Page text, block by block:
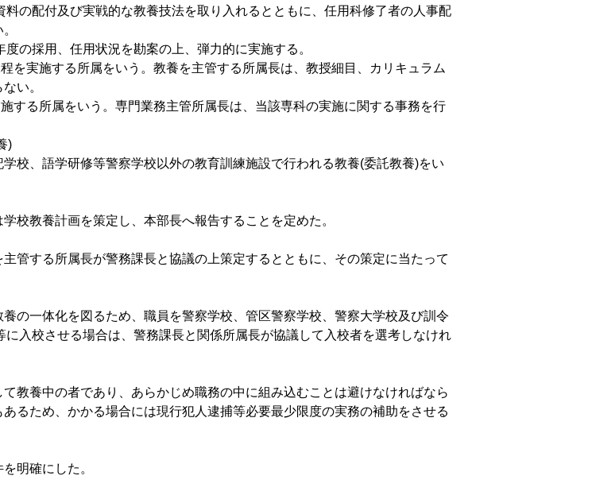
の配付及び実戦的な教養技法を取り入れるとともに、任用科修了者の人事配
の採用、任用状況を勘案の上、弾力的に実施する。
実施する所属をいう。教養を主管する所属長は、教授細目、カリキュラム
い。
る所属をいう。専門業務主管所属長は、当該専科の実施に関する事務を行
)
校、語学研修等警察学校以外の教育訓練施設で行われる教養(委託教養)をい
校教養計画を策定し、本部長へ報告することを定めた。
管する所属長が警務課長と協議の上策定するとともに、その策定に当たって
の一体化を図るため、職員を警察学校、管区警察学校、警察大学校及び訓令
入校させる場合は、警務課長と関係所属長が協議して入校者を選考しなけれ
教養中の者であり、あらかじめ職務の中に組み込むことは避けなければなら
るため、かかる場合には現行犯人逮捕等必要最少限度の実務の補助をさせる
明確にした。